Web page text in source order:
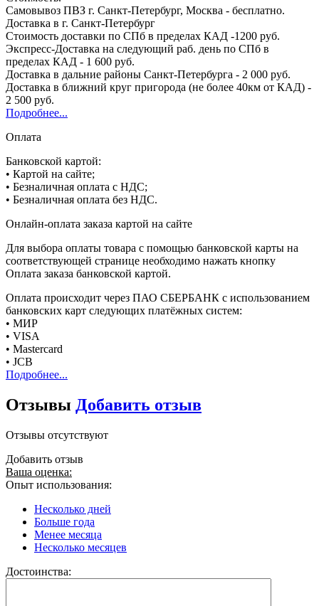
Самовывоз ПВЗ г. Санкт-Петербург, Москва - бесплатно.
Доставка в г. Санкт-Петербург
Стоимость доставки по СПб в пределах КАД -1200 руб.
Экспресс-Доставка на следующий раб. день по СПб в
пределах КАД - 1 600 руб.
Доставка в дальние районы Санкт-Петербурга - 2 000 руб.
Доставка в ближний круг пригорода (не более 40км от КАД) -
2 500 руб.
Подробнее...
Оплата
Банковской картой:
• Картой на сайте;
• Безналичная оплата с НДС;
• Безналичная оплата без НДС.
Онлайн-оплата заказа картой на сайте
Для выбора оплаты товара с помощью банковской карты на
соответствующей странице необходимо нажать кнопку
Оплата заказа банковской картой.
Оплата происходит через ПАО СБЕРБАНК с использованием
банковских карт следующих платёжных систем:
• МИР
• VISA
• Mastercard
• JCB
Подробнее...
Отзывы Добавить отзыв
Отзывы отсутствуют
Добавить отзыв
Ваша оценка:
Опыт использования:
Несколько дней
Больше года
Менее месяца
Несколько месяцев
Достоинства: